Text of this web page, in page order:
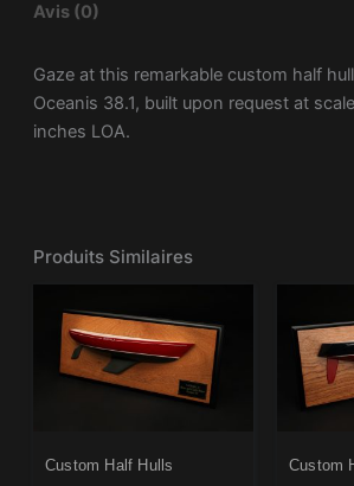
Avis (0)
Gaze at this remarkable custom half
Oceanis 38.1, built upon request at
inches LOA.
Produits Similaires
Custom Half Hulls Custom